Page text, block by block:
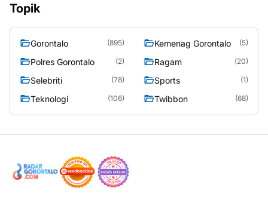
Topik
Gorontalo (895) Kemenag Gorontalo (5)
Polres Gorontalo (2) Ragam (20)
Selebriti (78) Sports (1)
Teknologi (106) Twibbon (68)